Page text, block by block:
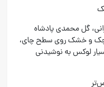
گل محمدی پادشاه
و خشک روی سطح چای،
لوکس به نوشیدنی